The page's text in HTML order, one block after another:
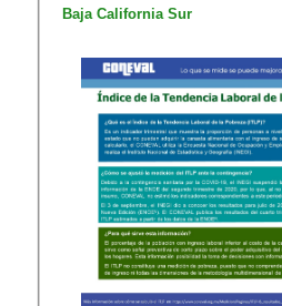
​​​Baja California Sur